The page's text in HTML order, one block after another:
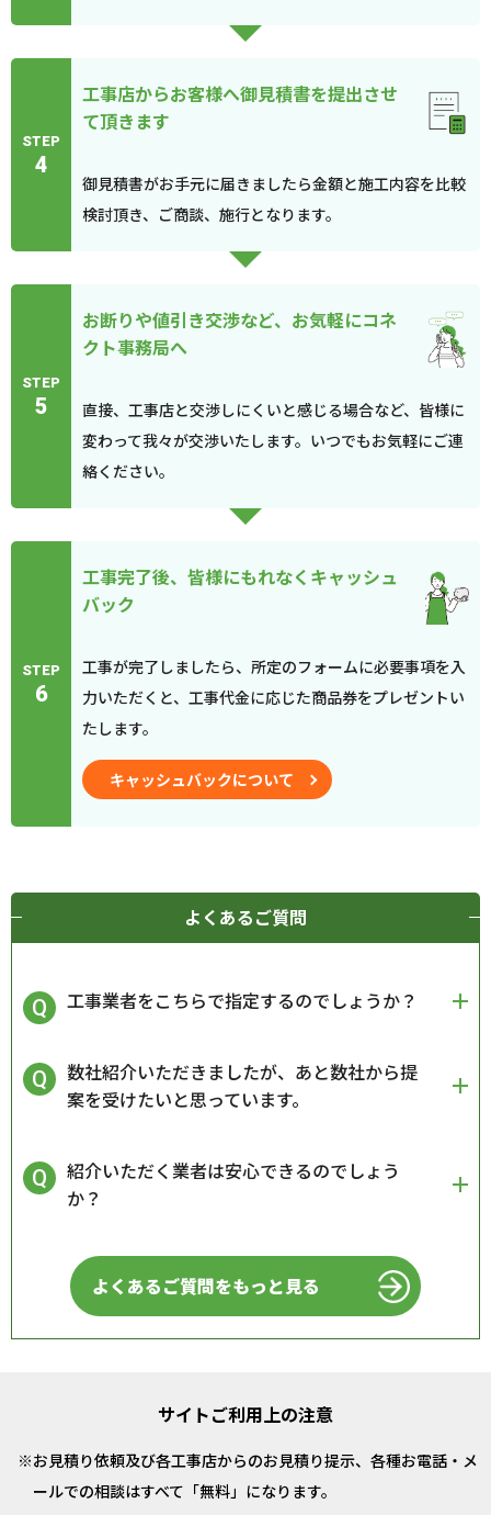
STEP
4
工事店からお客様へ御見積書を提出させ
て頂きます
御見積書がお手元に届きましたら金額と施工内容を比較
検討頂き、ご商談、施行となります。
STEP
5
お断りや値引き交渉など、お気軽にコネ
クト事務局へ
直接、工事店と交渉しにくいと感じる場合など、皆様に
変わって我々が交渉いたします。いつでもお気軽にご連
絡ください。
STEP
6
工事完了後、皆様にもれなくキャッシュ
バック
工事が完了しましたら、所定のフォームに必要事項を入
力いただくと、工事代金に応じた商品券をプレゼントい
たします。
キャッシュバックについて
よくあるご質問
工事業者をこちらで指定するのでしょうか？
数社紹介いただきましたが、あと数社から提
案を受けたいと思っています。
紹介いただく業者は安心できるのでしょう
か？
よくあるご質問をもっと見る
サイトご利用上の注意
お見積り依頼及び各工事店からのお見積り提示、各種お電話・メ
ールでの相談はすべて「無料」になります。